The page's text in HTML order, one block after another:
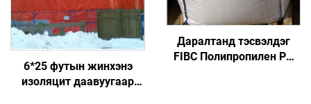
6*25 футын жинхэнэ
изоляцит даавуугаар
Даралтанд тэсвэлдэг
FIBC Полипропилен PP